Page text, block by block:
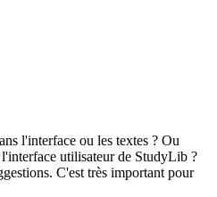
l'interface ou les textes ? Ou
utilisateur de StudyLib ?
C'est très important pour